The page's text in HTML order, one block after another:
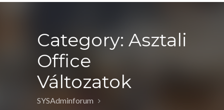
Category: Asztali
Office
Változatok
SYSAdminforum